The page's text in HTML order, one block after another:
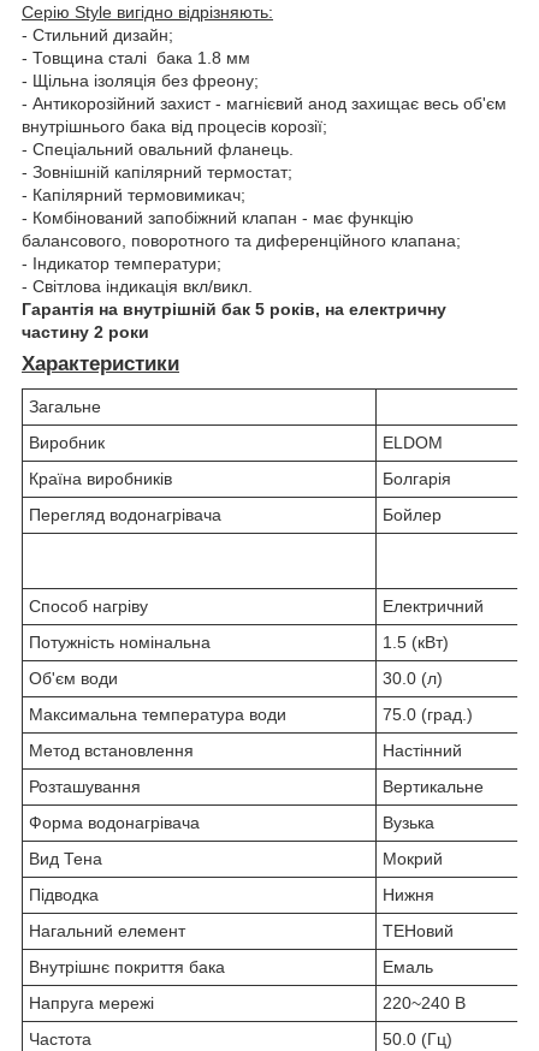
Серію Style вигідно відрізняють:
- Стильний дизайн;
- Товщина сталі бака 1.8 мм
- Щільна ізоляція без фреону;
- Антикорозійний захист - магнієвий анод захищає весь об'єм
внутрішнього бака від процесів корозії;
- Спеціальний овальний фланець.
- Зовнішній капілярний термостат;
- Капілярний термовимикач;
- Комбінований запобіжний клапан - має функцію
балансового, поворотного та диференційного клапана;
- Індикатор температури;
- Світлова індикація вкл/викл.
Гарантія на внутрішній бак 5 років, на електричну
частину 2 роки
Характеристики
Загальне
Виробник
ELDOM
Країна виробників
Болгарія
Перегляд водонагрівача
Бойлер
Способ нагріву
Електричний
Потужність номінальна
1.5 (кВт)
Об'єм води
30.0 (л)
Максимальна температура води
75.0 (град.)
Метод встановлення
Настінний
Розташування
Вертикальне
Форма водонагрівача
Вузька
Вид Тена
Мокрий
Підводка
Нижня
Нагальний елемент
ТЕНовий
Внутрішнє покриття бака
Емаль
Напруга мережі
220~240 B
Частота
50.0 (Гц)